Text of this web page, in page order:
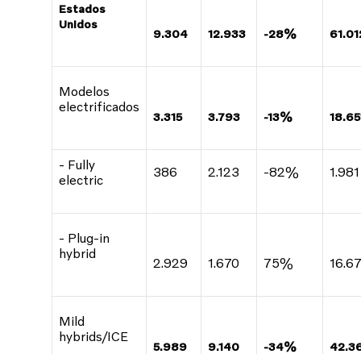
Estados
Unidos
9.304 12.933 -28%
Modelos
electrificados
3.315 3.793 -13%
- Fully
electric
386 2.123 -82% 1.981
- Plug-in
hybrid
2.929 1.670 75%
Mild
hybrids/ICE
5.989 9.140 -34%